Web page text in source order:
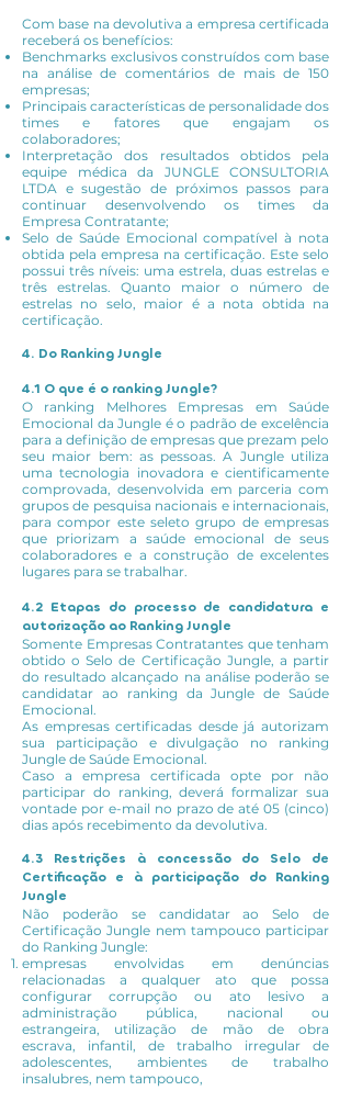
Com base na devolutiva a empresa certificada
receberá os benefícios:
Benchmarks exclusivos construídos com base
na análise de comentários de mais de 150
empresas;
Principais características de personalidade dos
times e fatores que engajam os
colaboradores;
Interpretação dos resultados obtidos pela
equipe médica da JUNGLE CONSULTORIA
LTDA e sugestão de próximos passos para
continuar desenvolvendo os times da
Empresa Contratante;
Selo de Saúde Emocional compatível à nota
obtida pela empresa na certificação. Este selo
possui três níveis: uma estrela, duas estrelas e
três estrelas. Quanto maior o número de
estrelas no selo, maior é a nota obtida na
certificação.
4. Do Ranking Jungle
4.1 O que é o ranking Jungle?
O ranking Melhores Empresas em Saúde
Emocional da Jungle é o padrão de excelência
para a definição de empresas que prezam pelo
seu maior bem: as pessoas. A Jungle utiliza
uma tecnologia inovadora e cientificamente
comprovada, desenvolvida em parceria com
grupos de pesquisa nacionais e internacionais,
para compor este seleto grupo de empresas
que priorizam a saúde emocional de seus
colaboradores e a construção de excelentes
lugares para se trabalhar.
4.2 Etapas do processo de candidatura e
autorização ao Ranking Jungle
Somente Empresas Contratantes que tenham
obtido o Selo de Certificação Jungle, a partir
do resultado alcançado na análise poderão se
candidatar ao ranking da Jungle de Saúde
Emocional.
As empresas certificadas desde já autorizam
sua participação e divulgação no ranking
Jungle de Saúde Emocional.
Caso a empresa certificada opte por não
participar do ranking, deverá formalizar sua
vontade por e-mail no prazo de até 05 (cinco)
dias após recebimento da devolutiva.
4.3 Restrições à concessão do Selo de
Certificação e à participação do Ranking
Jungle
Não poderão se candidatar ao Selo de
Certificação Jungle nem tampouco participar
do Ranking Jungle:
empresas envolvidas em denúncias
relacionadas a qualquer ato que possa
configurar corrupção ou ato lesivo a
administração pública, nacional ou
estrangeira, utilização de mão de obra
escrava, infantil, de trabalho irregular de
adolescentes, ambientes de trabalho
insalubres, nem tampouco,